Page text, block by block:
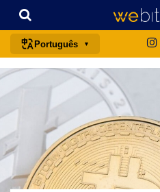
Português
português (BR)
español
français
italiano
deutsch